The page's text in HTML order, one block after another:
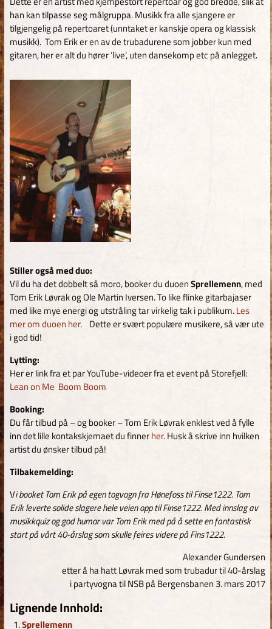
han kan tilpasse seg målgruppa. Musikk fra alle sjangere er
tilgjengelig på repertoaret (unntaket er kanskje opera og klassisk
musikk). Tom Erik er en av de trubadurene som jobber kun med
gitaren, her er alt du hører ‘live’, uten dansekomp etc på anlegget.
Stiller også med duo:
Vil du ha det dobbelt så moro, booker du duoenSprellemenn, med
Tom Erik Løvrak og Ole Martin Iversen. To like flinke gitarbajaser
med like mye energi og utstråling tar virkelig tak i publikum.Les
mer om duoen her. Dette er svært populære musikere, så vær ute
i god tid!
Lytting:
Her er link fra et par YouTube-videoer fra et event på Storefjell:
Lean on Me Boom Boom
Booking:
Du får tilbud på – og booker – Tom Erik Løvrak enklest ved å fylle
inn det lille kontakskjemaet du finnerher. Husk å skrive inn hvilken
artist du ønsker tilbud på!
Tilbakemelding:
Vi booket Tom Erik på egen togvogn fra Hønefoss til Finse1222. Tom
Erik leverte solide slagere hele veien opp til Finse1222. Med innslag av
musikkquiz og god humor var Tom Erik med på å sette en fantastisk
start på vårt 40-årslag som skulle feires videre på Fins1222.
Alexander Gundersen
etter å ha hatt Løvrak med som trubadur til 40-årslag
i partyvogna til NSB på Bergensbanen 3. mars 2017
Lignende Innhold:
Sprellemenn